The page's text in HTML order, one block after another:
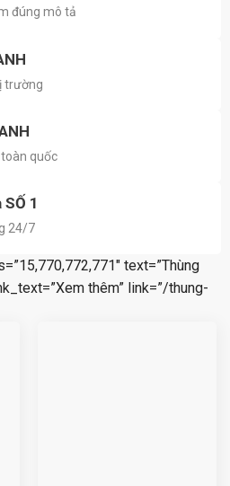
đúng mô tả
trường
quốc
1
24/7
text=”Thùng
thêm” link=”/thung-